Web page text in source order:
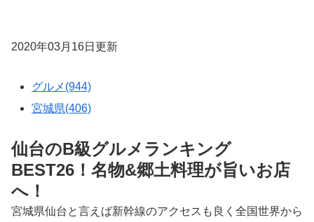
2020年03月16日更新
グルメ(944)
宮城県(406)
仙台のB級グルメランキング
BEST26！名物&郷土料理が旨いお店
へ！
宮城県仙台と言えば新幹線のアクセスも良く全国世界から